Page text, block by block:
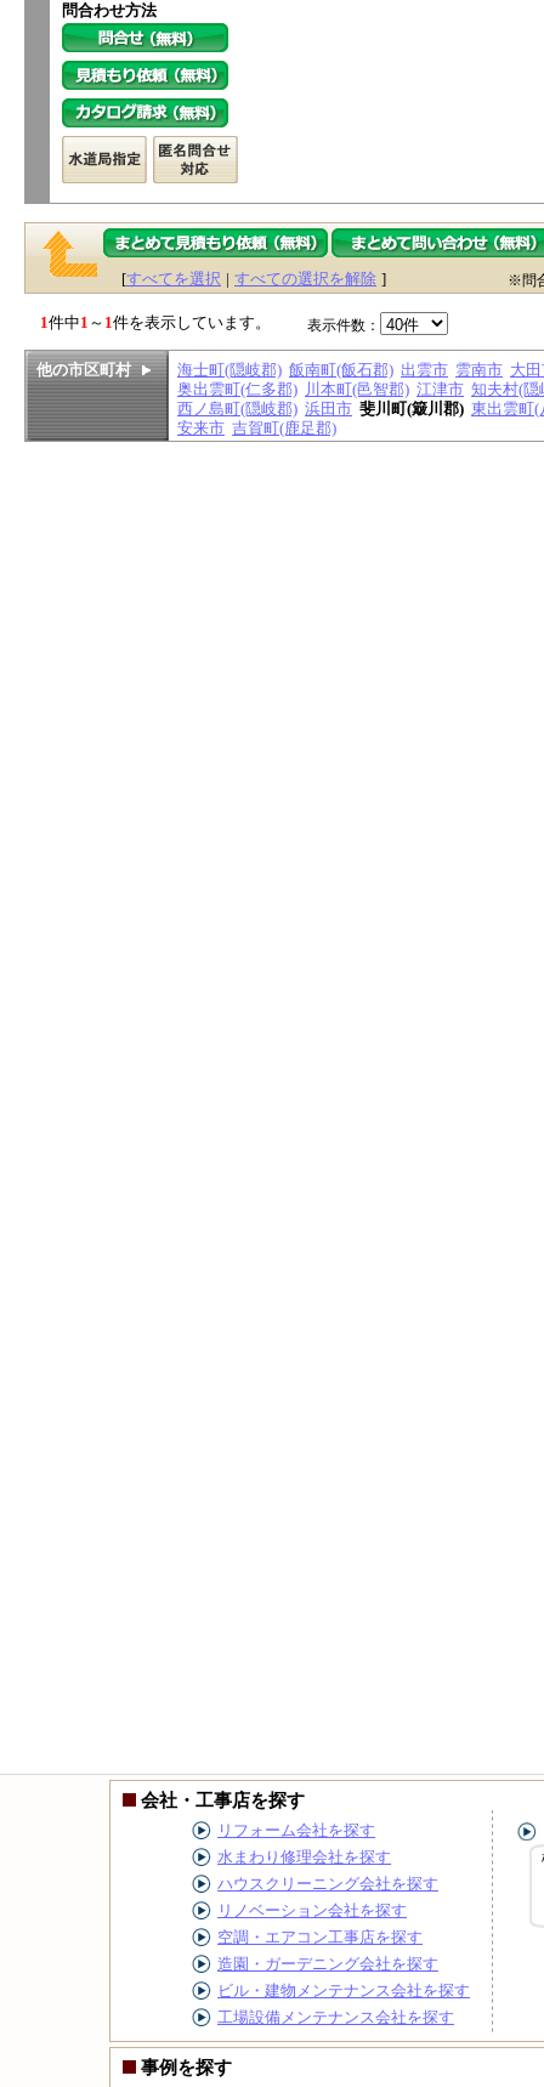
問合わせ方法
[すべてを選択 | すべての選択を解除 ] ※問
1件中1 ～ 1件を表示しています。 表示件数：
他の市区町村 海士町(隠岐郡) 飯南町(飯石郡) 出雲市 雲南市 大
奥出雲町(仁多郡) 川本町(邑智郡) 江津市 知夫村(隠
西ノ島町(隠岐郡) 浜田市 斐川町(簸川郡) 東出雲町(
安来市 吉賀町(鹿足郡)
会社・工事店を探す
リフォーム会社を探す
水まわり修理会社を探す
ハウスクリーニング会社を探す
リノベーション会社を探す
空調・エアコン工事店を探す
造園・ガーデニング会社を探す
ビル・建物メンテナンス会社を探す
工場設備メンテナンス会社を探す
事例を探す